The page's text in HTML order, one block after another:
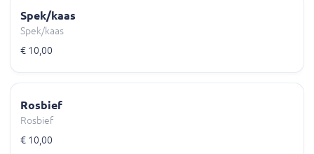
Spek/kaas
Spek/kaas
€ 10,00
Rosbief
Rosbief
€ 10,00